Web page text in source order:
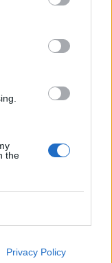
the
Privacy Policy
FRF végrehajtó
tagja. A